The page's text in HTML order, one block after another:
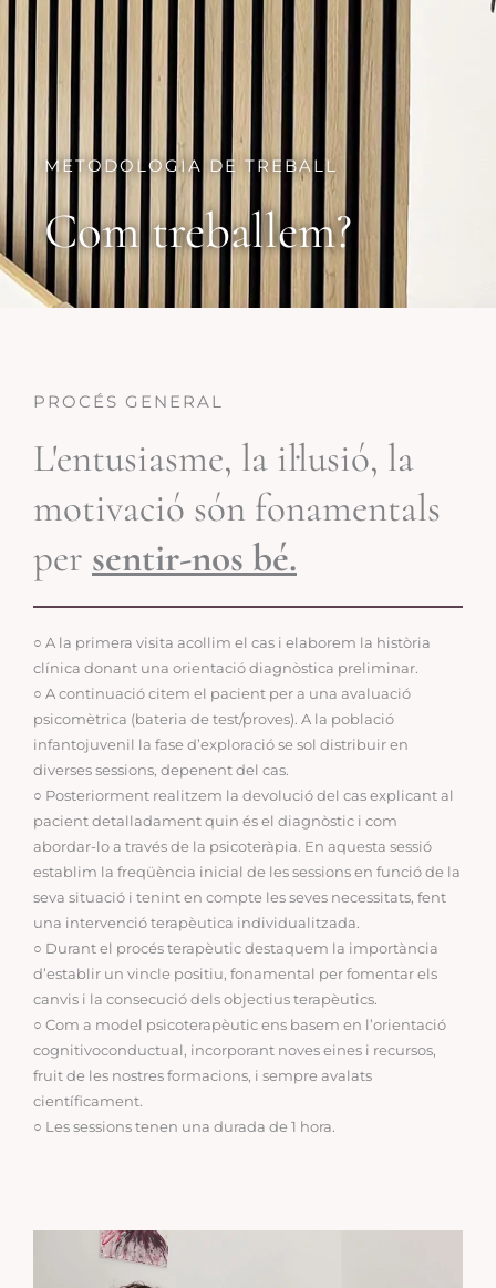
METODOLOGIA DE TREBALL
Com treballem?
PROCÉS GENERAL
L'entusiasme, la il·lusió, la
motivació són fonamentals
per sentir-nos bé.
○ A la primera visita acollim el cas i elaborem la història
clínica donant una orientació diagnòstica preliminar.
○ A continuació citem el pacient per a una avaluació
psicomètrica (bateria de test/proves). A la població
infantojuvenil la fase d’exploració se sol distribuir en
diverses sessions, depenent del cas.
○ Posteriorment realitzem la devolució del cas explicant al
pacient detalladament quin és el diagnòstic i com
abordar-lo a través de la psicoteràpia. En aquesta sessió
establim la freqüència inicial de les sessions en funció de la
seva situació i tenint en compte les seves necessitats, fent
una intervenció terapèutica individualitzada.
○ Durant el procés terapèutic destaquem la importància
d’establir un vincle positiu, fonamental per fomentar els
canvis i la consecució dels objectius terapèutics.
○ Com a model psicoterapèutic ens basem en l’orientació
cognitivoconductual, incorporant noves eines i recursos,
fruit de les nostres formacions, i sempre avalats
científicament.
○ Les sessions tenen una durada de 1 hora.